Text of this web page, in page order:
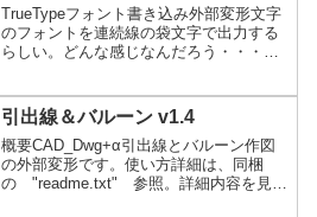
TrueTypeフォント書き込み外部変形文字
のフォントを連続線の袋文字で出力する
らしい。どんな感じなんだろう・・・？
jwttfnt1p.lzh【著作者名】 wat【動作環
境】 Windows98/NT/2000【作成方法】
LHAユーティリティにて解凍【動作確
認】 Windows98/NT/2000 +...続きを読む
引出線＆バルーン v1.4
概要CAD_Dwg+α引出線とバルーン作図
の外部変形です。使い方詳細は、同梱
の "readme.txt" 参照。詳細内容を見る